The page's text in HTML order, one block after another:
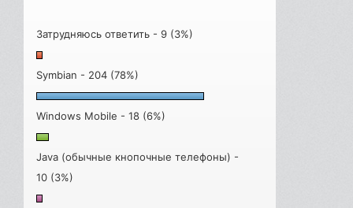
Затрудняюсь ответить - 9 (3%)
Symbian - 204 (78%)
Windows Mobile - 18 (6%)
Java (обычные кнопочные телефоны) -
10 (3%)